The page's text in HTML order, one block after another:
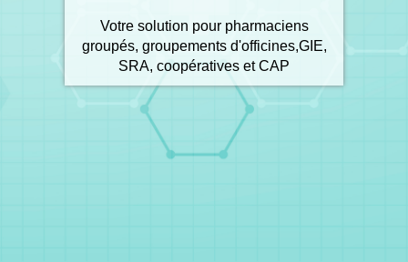
Votre solution pour pharmaciens
groupés, groupements d'officines,GIE,
SRA, coopératives et CAP